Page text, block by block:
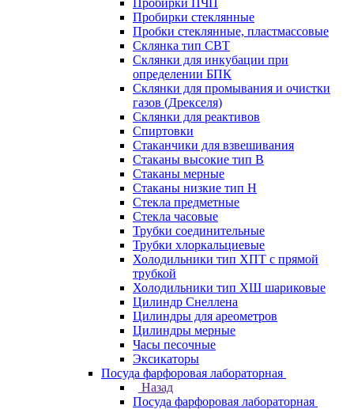
Пробирки ПЧП
Пробирки стеклянные
Пробки стеклянные, пластмассовые
Склянка тип СВТ
Склянки для инкубации при
определении БПК
Склянки для промывания и очистки
газов (Дрекселя)
Склянки для реактивов
Спиртовки
Стаканчики для взвешивания
Стаканы высокие тип В
Стаканы мерные
Стаканы низкие тип Н
Стекла предметные
Стекла часовые
Трубки соединительные
Трубки хлоркальциевые
Холодильники тип ХПТ с прямой
трубкой
Холодильники тип ХШ шариковые
Цилиндр Снеллена
Цилиндры для ареометров
Цилиндры мерные
Часы песочные
Эксикаторы
Посуда фарфоровая лабораторная
Назад
Посуда фарфоровая лабораторная